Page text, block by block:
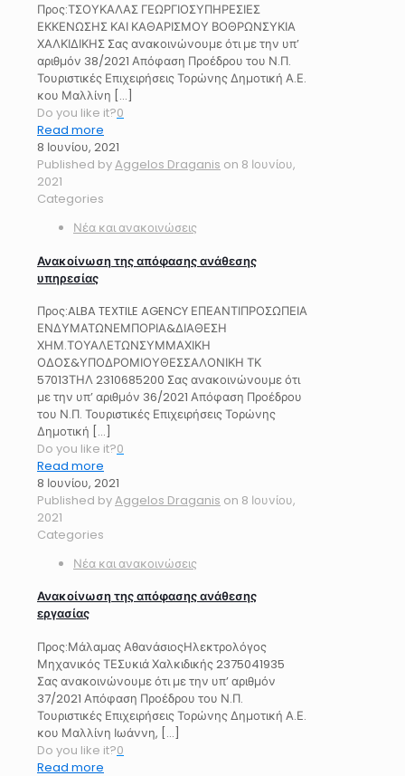
Προς:ΤΣΟΥΚΑΛΑΣ ΓΕΩΡΓΙΟΣΥΠΗΡΕΣΙΕΣ
ΕΚΚΕΝΩΣΗΣ ΚΑΙ ΚΑΘΑΡΙΣΜΟΥ ΒΟΘΡΩΝΣΥΚΙΑ
ΧΑΛΚΙΔΙΚΗΣ Σας ανακοινώνουμε ότι με την υπ’
αριθμόν 38/2021 Απόφαση Προέδρου του Ν.Π.
Τουριστικές Επιχειρήσεις Τορώνης Δημοτική Α.Ε.
κου Μαλλίνη […]
Do you like it?0
Read more
8 Ιουνίου, 2021
Published byAggelos Draganis on 8 Ιουνίου,
2021
Categories
Νέα και ανακοινώσεις
Ανακοίνωση της απόφασης ανάθεσης
υπηρεσίας
Προς:ALBA TEXTILE AGENCY ΕΠΕΑΝΤΙΠΡΟΣΩΠΕΙΑ
ΕΝΔΥΜΑΤΩΝΕΜΠΟΡΙΑ&ΔΙΑΘΕΣΗ
ΧΗΜ.ΤΟΥΑΛΕΤΩΝΣΥΜΜΑΧΙΚΗ
ΟΔΟΣ&ΥΠΟΔΡΟΜΙΟΥΘΕΣΣΑΛΟΝΙΚΗ ΤΚ
57013ΤΗΛ 2310685200 Σας ανακοινώνουμε ότι
με την υπ’ αριθμόν 36/2021 Απόφαση Προέδρου
του Ν.Π. Τουριστικές Επιχειρήσεις Τορώνης
Δημοτική […]
Do you like it?0
Read more
8 Ιουνίου, 2021
Published byAggelos Draganis on 8 Ιουνίου,
2021
Categories
Νέα και ανακοινώσεις
Ανακοίνωση της απόφασης ανάθεσης
εργασίας
Προς:Μάλαμας ΑθανάσιοςΗλεκτρολόγος
Μηχανικός ΤΕΣυκιά Χαλκιδικής 2375041935
Σας ανακοινώνουμε ότι με την υπ’ αριθμόν
37/2021 Απόφαση Προέδρου του Ν.Π.
Τουριστικές Επιχειρήσεις Τορώνης Δημοτική Α.Ε.
κου Μαλλίνη Ιωάννη, […]
Do you like it?0
Read more